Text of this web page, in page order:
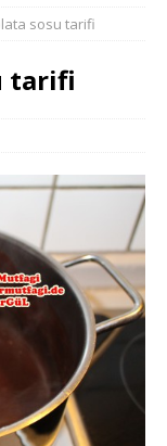
sosu tarifi
tarifi